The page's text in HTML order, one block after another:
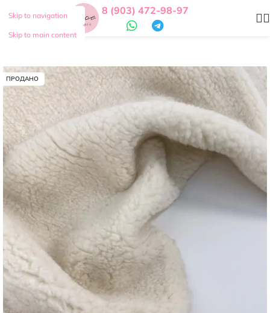
Skip to navigation
Skip to main content
8 (903) 472-98-97
ПРОДАНО